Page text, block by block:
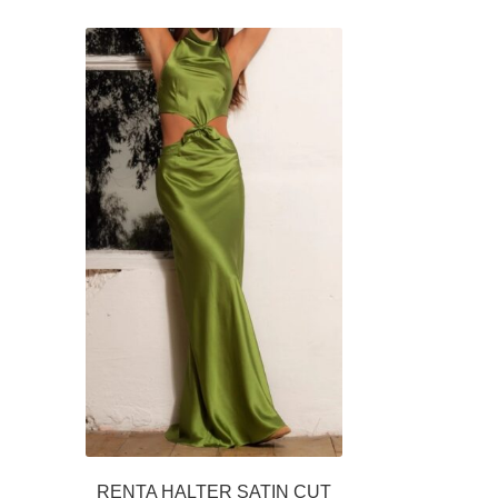
RENTA HALTER SATIN CUT